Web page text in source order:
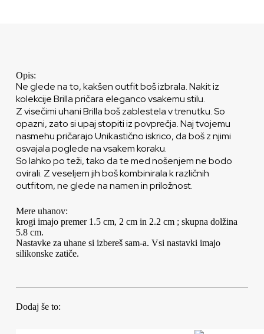
Opis:
Ne glede na to, kakšen outfit boš izbrala. Nakit iz
kolekcije Brilla pričara eleganco vsakemu stilu.
Z visečimi uhani Brilla boš zablestela v trenutku. So
opazni, zato si upaj stopiti iz povprečja. Naj tvojemu
nasmehu pričarajo Unikastično iskrico, da boš z njimi
osvajala poglede na vsakem koraku.
So lahko po teži, tako da te med nošenjem ne bodo
ovirali. Z veseljem jih boš kombinirala k različnih
outfitom, ne glede na namen in priložnost.
Mere uhanov:
krogi imajo premer 1.5 cm, 2 cm in 2.2 cm ; skupna dolžina
5.8 cm.
Nastavke za uhane si izbereš sam-a. Vsi nastavki imajo
silikonske zatiče.
Dodaj še to: